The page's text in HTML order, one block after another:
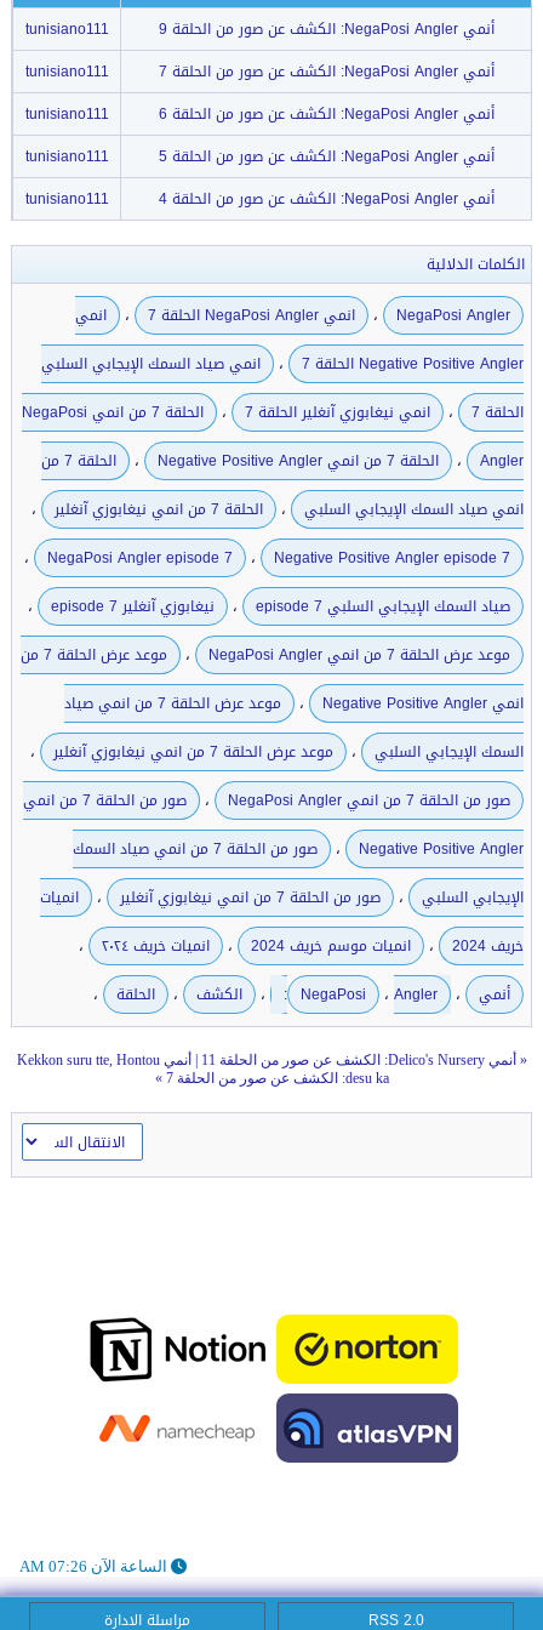
أنمي NegaPosi Angler: الكشف عن صور من الحلقة 9
tunisiano111
أنمي NegaPosi Angler: الكشف عن صور من الحلقة 7
tunisiano111
أنمي NegaPosi Angler: الكشف عن صور من الحلقة 6
tunisiano111
أنمي NegaPosi Angler: الكشف عن صور من الحلقة 5
tunisiano111
أنمي NegaPosi Angler: الكشف عن صور من الحلقة 4
tunisiano111
الكلمات الدلالية
NegaPosi Angler
، انمي NegaPosi Angler الحلقة 7 ،
انمي
Negative Positive Angler الحلقة 7
،
انمي صياد السمك الإيجابي السلبي
الحلقة 7
، انمي نيغابوزي آنغلير الحلقة 7 ،
الحلقة 7 من انمي NegaPosi
Angler
، الحلقة 7 من انمي Negative Positive Angler ،
الحلقة 7 من
انمي صياد السمك الإيجابي السلبي
، الحلقة 7 من انمي نيغابوزي آنغلير ،
NegaPosi Angler episode 7 ، Negative Positive Angler episode 7 ،
صياد السمك الإيجابي السلبي episode 7 ، نيغابوزي آنغلير episode 7 ،
موعد عرض الحلقة 7 من انمي NegaPosi Angler ،
موعد عرض الحلقة 7 من
انمي Negative Positive Angler
،
موعد عرض الحلقة 7 من انمي صياد
السمك الإيجابي السلبي
، موعد عرض الحلقة 7 من انمي نيغابوزي آنغلير ،
صور من الحلقة 7 من انمي NegaPosi Angler ،
صور من الحلقة 7 من انمي
Negative Positive Angler
،
صور من الحلقة 7 من انمي صياد السمك
الإيجابي السلبي
، صور من الحلقة 7 من انمي نيغابوزي آنغلير ،
انميات
خريف 2024
، انميات موسم خريف 2024 ، انميات خريف ٢٠٢٤ ،
أنمي ، NegaPosi ، Angler: ، الكشف ، الحلقة ،
« أنمي Delico's Nursery: الكشف عن صور من الحلقة 11
أنمي Kekkon suru tte, Hontou
desu ka: الكشف عن صور من الحلقة 7
»
الساعة الآن 07:26 AM
RSS 2.0 مراسلة الادارة